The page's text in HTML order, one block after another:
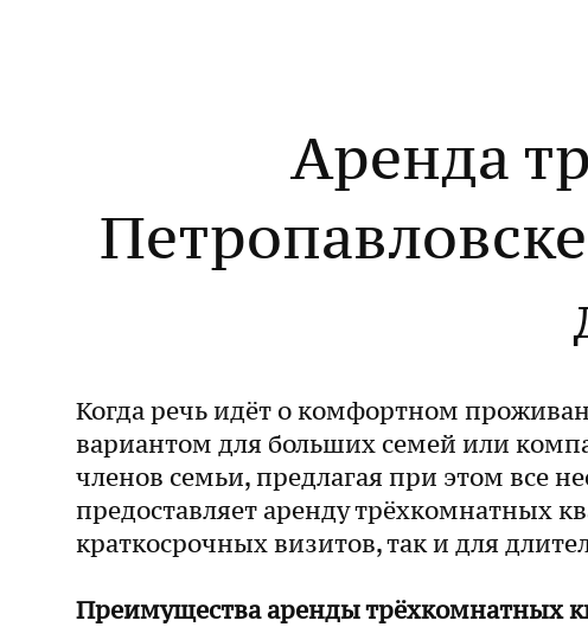
Аренда
Когда речь идёт о комфортном
вариантом для больших семей или
членов семьи, предлагая при этом все
предоставляет аренду трёхкомнатных
краткосрочных визитов, так и для
Преимущества аренды трёхкомнатных